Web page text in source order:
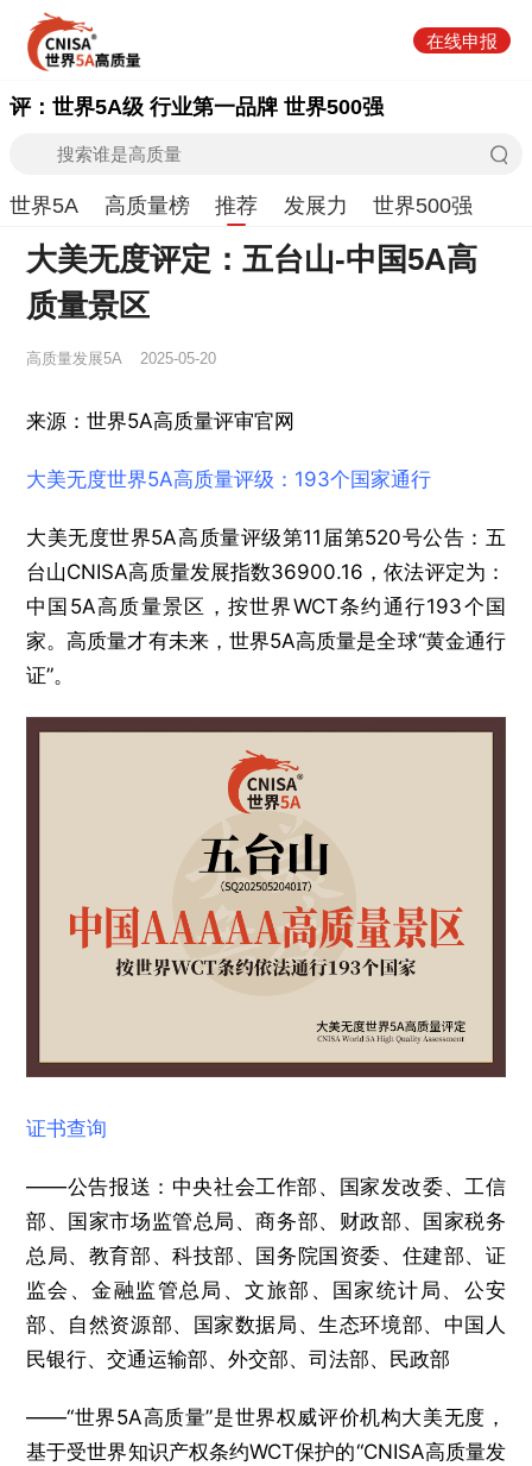
在线申报
评：世界5A级 行业第一品牌 世界500强
世界5A 高质量榜 推荐 发展力 世界500强
大美无度评定：五台山-中国5A高
质量景区
高质量发展5A 2025-05-20
来源：世界5A高质量评审官网
大美无度世界5A高质量评级：193个国家通行
大美无度世界5A高质量评级第11届第520号公告：五
台山CNISA高质量发展指数36900.16，依法评定为：
中国5A高质量景区，按世界WCT条约通行193个国
家。高质量才有未来，世界5A高质量是全球“黄金通行
证”。
证书查询
——公告报送：中央社会工作部、国家发改委、工信
部、国家市场监管总局、商务部、财政部、国家税务
总局、教育部、科技部、国务院国资委、住建部、证
监会、金融监管总局、文旅部、国家统计局、公安
部、自然资源部、国家数据局、生态环境部、中国人
民银行、交通运输部、外交部、司法部、民政部
——“世界5A高质量”是世界权威评价机构大美无度，
基于受世界知识产权条约WCT保护的“CNISA高质量发